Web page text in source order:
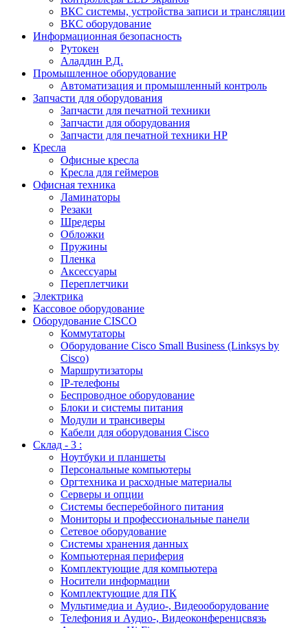
ВКС системы, устройства записи и трансляции
ВКС оборудование
Информационная безопасность
Рутокен
Аладдин Р.Д.
Промышленное оборудование
Автоматизация и промышленный контроль
Запчасти для оборудования
Запчасти для печатной техники
Запчасти для оборудования
Запчасти для печатной техники HP
Кресла
Офисные кресла
Кресла для геймеров
Офисная техника
Ламинаторы
Резаки
Шредеры
Обложки
Пружины
Пленка
Аксессуары
Переплетчики
Электрика
Кассовое оборудование
Оборудование CISCO
Коммутаторы
Оборудование Cisco Small Business (Linksys by
Cisco)
Маршрутизаторы
IP-телефоны
Беспроводное оборудование
Блоки и системы питания
Модули и трансиверы
Кабели для оборудования Cisco
Склад - 3 :
Ноутбуки и планшеты
Персональные компьютеры
Оргтехника и расходные материалы
Серверы и опции
Системы бесперебойного питания
Мониторы и профессиональные панели
Сетевое оборудование
Системы хранения данных
Компьютерная периферия
Комплектующие для компьютера
Носители информации
Комплектующие для ПК
Мультимедиа и Аудио-, Видеооборудование
Телефония и Аудио-, Видеоконференцсвязь